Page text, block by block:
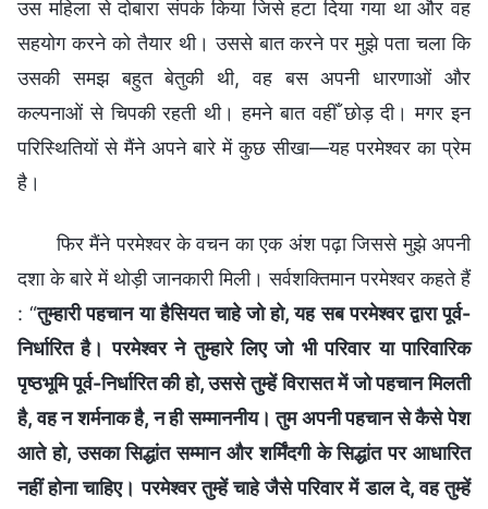
उस महिला से दोबारा संपर्क किया जिसे हटा दिया गया था और वह
सहयोग करने को तैयार थी। उससे बात करने पर मुझे पता चला कि
उसकी समझ बहुत बेतुकी थी, वह बस अपनी धारणाओं और
कल्पनाओं से चिपकी रहती थी। हमने बात वहीँ छोड़ दी। मगर इन
परिस्थितियों से मैंने अपने बारे में कुछ सीखा—यह परमेश्वर का प्रेम
है।
फिर मैंने परमेश्वर के वचन का एक अंश पढ़ा जिससे मुझे अपनी
दशा के बारे में थोड़ी जानकारी मिली। सर्वशक्तिमान परमेश्वर कहते हैं
: “तुम्हारी पहचान या हैसियत चाहे जो हो, यह सब परमेश्वर द्वारा पूर्व-
निर्धारित है। परमेश्वर ने तुम्हारे लिए जो भी परिवार या पारिवारिक
पृष्ठभूमि पूर्व-निर्धारित की हो, उससे तुम्हें विरासत में जो पहचान मिलती
है, वह न शर्मनाक है, न ही सम्माननीय। तुम अपनी पहचान से कैसे पेश
आते हो, उसका सिद्धांत सम्मान और शर्मिंदगी के सिद्धांत पर आधारित
नहीं होना चाहिए। परमेश्वर तुम्हें चाहे जैसे परिवार में डाल दे, वह तुम्हें